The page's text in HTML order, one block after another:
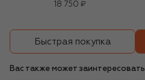
18 750 ₽
Быстрая покупка
Вас также может заинтересовать